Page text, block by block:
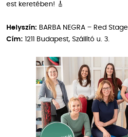
est keretében! 🎸
Helyszín: BARBA NEGRA – Red Stage
Cím: 1211 Budapest, Szállító u. 3.